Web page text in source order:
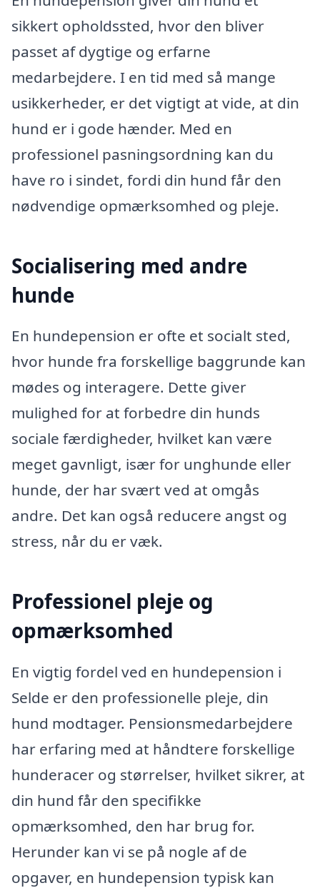
sikkert opholdssted, hvor den bliver
passet af dygtige og erfarne
medarbejdere. I en tid med så mange
usikkerheder, er det vigtigt at vide, at din
hund er i gode hænder. Med en
professionel pasningsordning kan du
have ro i sindet, fordi din hund får den
nødvendige opmærksomhed og pleje.
Socialisering med andre
hunde
En hundepension er ofte et socialt sted,
hvor hunde fra forskellige baggrunde kan
mødes og interagere. Dette giver
mulighed for at forbedre din hunds
sociale færdigheder, hvilket kan være
meget gavnligt, især for unghunde eller
hunde, der har svært ved at omgås
andre. Det kan også reducere angst og
stress, når du er væk.
Professionel pleje og
opmærksomhed
En vigtig fordel ved en hundepension i
Selde er den professionelle pleje, din
hund modtager. Pensionsmedarbejdere
har erfaring med at håndtere forskellige
hunderacer og størrelser, hvilket sikrer, at
din hund får den specifikke
opmærksomhed, den har brug for.
Herunder kan vi se på nogle af de
opgaver, en hundepension typisk kan